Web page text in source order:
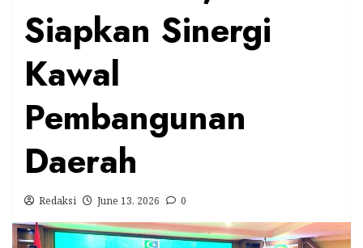
Siapkan Sinergi
Kawal
Pembangunan
Daerah
Redaksi June 13, 2026 0